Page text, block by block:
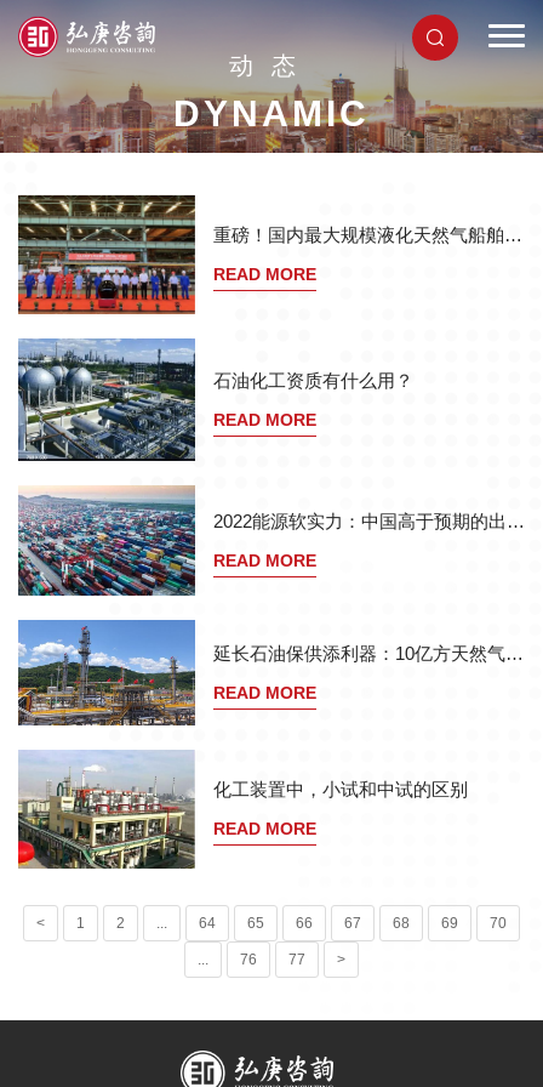
动态
DYNAMIC
重磅！国内最大规模液化天然气船舶建造项目首船开工！
READ MORE
石油化工资质有什么用？
READ MORE
2022能源软实力：中国高于预期的出口增长
READ MORE
延长石油保供添利器：10亿方天然气项目成功投产
READ MORE
化工装置中，小试和中试的区别
READ MORE
< 1 2 ... 64 65 66 67 68 69 70
... 76 77 >